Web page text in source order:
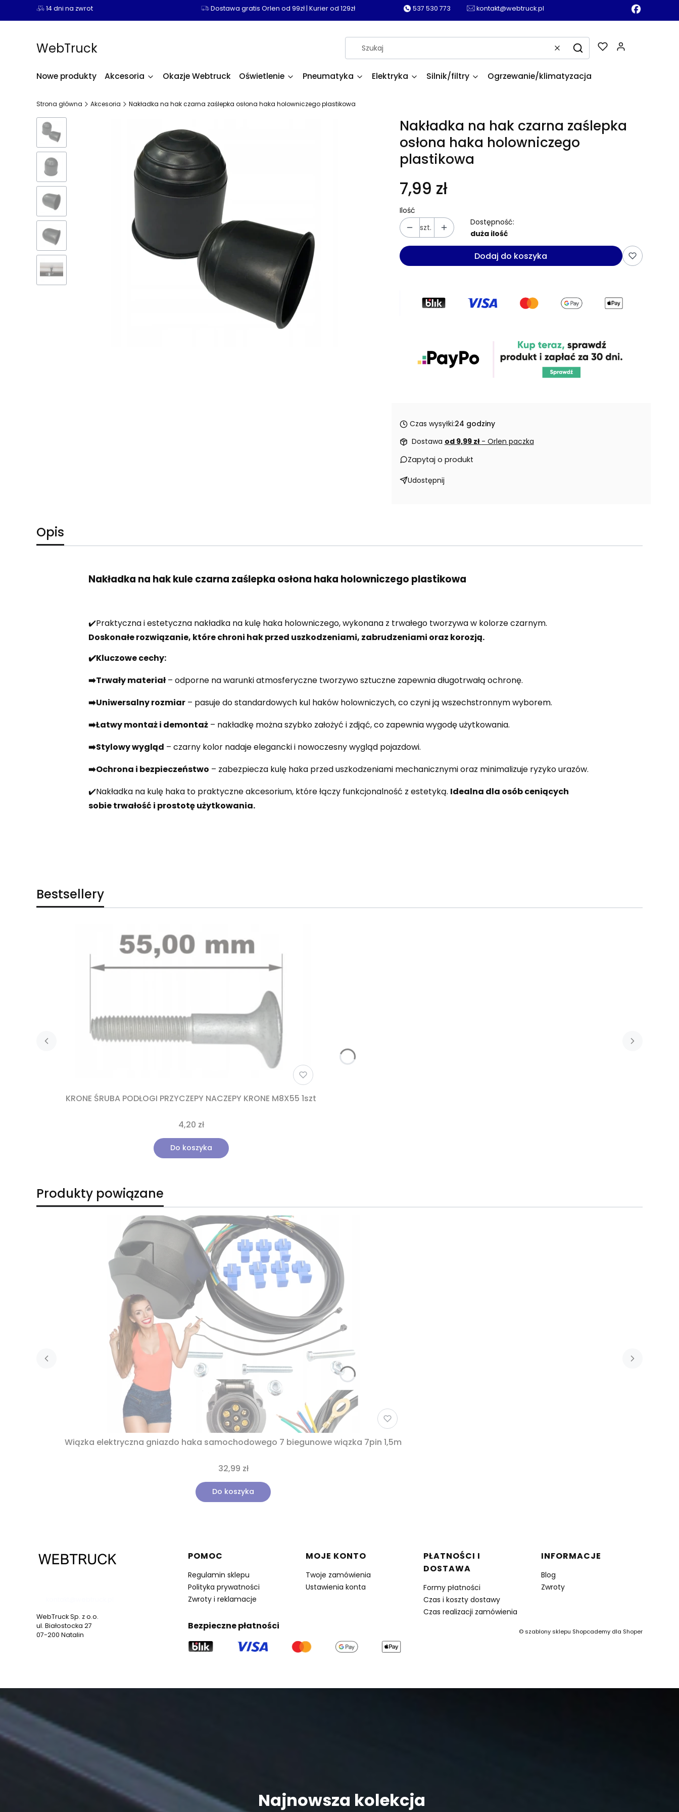
14 dni na zwrot Dostawa gratis Orlen od 99zł | Kurier od 129zł 537 530 773 kontakt@webtruck.pl
WebTruck WyczyśćSzukaj
Nowe produkty Akcesoria Okazje Webtruck Oświetlenie Pneumatyka Elektryka Silnik/filtry Ogrzewanie/klimatyzacja
Strona główna Akcesoria Nakładka na hak czarna zaślepka osłona haka holowniczego plastikowa
Nakładka na hak czarna zaślepka
osłona haka holowniczego
plastikowa
7,99 zł
Ilość
szt.
Dostępność:
duża ilość
Dodaj do koszyka
Czas wysyłki:24 godziny
Dostawa od 9,99 zł - Orlen paczka
Zapytaj o produkt
Udostępnij
Opis
Nakładka na hak kule czarna zaślepka osłona haka holowniczego plastikowa
✔️Praktyczna i estetyczna nakładka na kulę haka holowniczego, wykonana z trwałego tworzywa w kolorze czarnym.
Doskonałe rozwiązanie, które chroni hak przed uszkodzeniami, zabrudzeniami oraz korozją.
✔️Kluczowe cechy:
➡️Trwały materiał– odporne na warunki atmosferyczne tworzywo sztuczne zapewnia długotrwałą ochronę.
➡️Uniwersalny rozmiar– pasuje do standardowych kul haków holowniczych, co czyni ją wszechstronnym wyborem.
➡️Łatwy montaż i demontaż– nakładkę można szybko założyć i zdjąć, co zapewnia wygodę użytkowania.
➡️Stylowy wygląd – czarny kolor nadaje elegancki i nowoczesny wygląd pojazdowi.
➡️Ochrona i bezpieczeństwo – zabezpiecza kulę haka przed uszkodzeniami mechanicznymi oraz minimalizuje ryzyko urazów.
✔️Nakładka na kulę haka to praktyczne akcesorium, które łączy funkcjonalność z estetyką. Idealna dla osób ceniących
sobie trwałość i prostotę użytkowania.
Bestsellery
KRONE ŚRUBA PODŁOGI PRZYCZEPY NACZEPY KRONE M8X55 1szt
4,20 zł
Do koszyka
Produkty powiązane
Wiązka elektryczna gniazdo haka samochodowego 7 biegunowe wiązka 7pin 1,5m
32,99 zł
Do koszyka
WebTruck Sp. z o.o.
ul. Białostocka 27
07-200 Natalin
Linki w stopce
POMOC
Regulamin sklepu
Polityka prywatności
Zwroty i reklamacje
MOJE KONTO
Twoje zamówienia
Ustawienia konta
PŁATNOŚCI I
DOSTAWA
Formy płatności
Czas i koszty dostawy
Czas realizacji zamówienia
INFORMACJE
Blog
Zwroty
Bezpieczne płatności ©szablony sklepu Shopcademy dla Shoper
Najnowsza kolekcja